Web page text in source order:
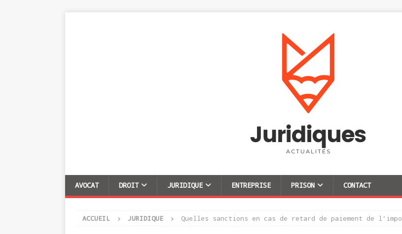
AVOCAT DROIT JURIDIQUE ENTREPRISE PRISON CONTACT
ACCUEIL JURIDIQUE Quelles sanctions en cas de retard de paiement de l’impo